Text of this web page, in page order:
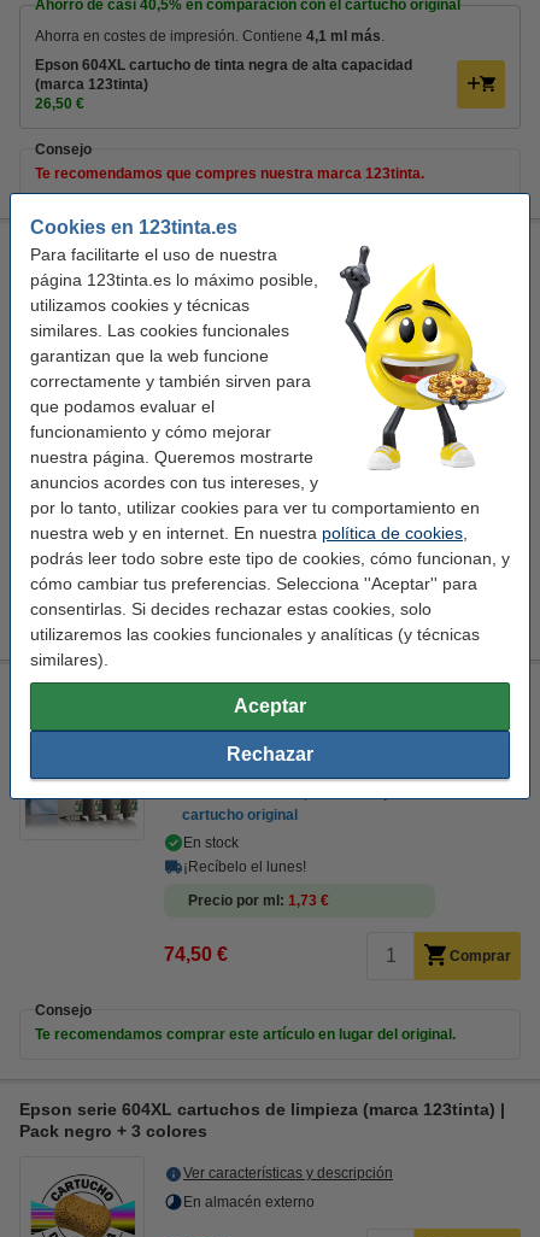
Cookies en 123tinta.es
Para facilitarte el uso de nuestra
página 123tinta.es lo máximo posible,
utilizamos cookies y técnicas
similares. Las cookies funcionales
garantizan que la web funcione
correctamente y también sirven para
que podamos evaluar el
funcionamiento y cómo mejorar
nuestra página. Queremos mostrarte
anuncios acordes con tus intereses, y
por lo tanto, utilizar cookies para ver tu comportamiento en
nuestra web y en internet. En nuestra política de cookies
podrás leer todo sobre este tipo de cookies, cómo funcionan, y
cómo cambiar tus preferencias. Selecciona ''Aceptar'' para
consentirlas. Si decides rechazar estas cookies, solo
utilizaremos las cookies funcionales y analíticas (y técnicas
similares).
Aceptar
Rechazar
Ahorro de casi 40,5% en comparación con el cartucho original
Ahorra en costes de impresión. Contiene 4,1 ml más.
Epson 604XL cartucho de tinta negra de alta capacidad
(marca 123tinta)
26,50 €
Consejo
Te recomendamos que compres nuestra marca 123tinta.
Epson 604XL cartucho de tinta negra de alta capacidad
(marca 123tinta)
negro cartucho de tinta 13 ml
Ver características y descripción
Ahorro de casi
en comparación con el
cartucho original
En stock
Precio por ml 2,04 €
26,50 € Comprar
Consejo
Te recomendamos que compres nuestra marca 123tinta.
Epson 604XL pack negro + 3 colores (marca 123tinta)
cartucho original
En stock
¡Recíbelo el lunes!
Precio por ml
1,73 €
74,50 € Comprar
Consejo
Te recomendamos comprar este artículo en lugar del original.
Epson serie 604XL cartuchos de limpieza (marca 123tinta) |
Pack negro + 3 colores
Ver características y descripción
En almacén externo